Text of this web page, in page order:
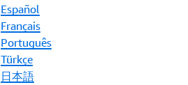
Español
Français
Português
Türkçe
日本語